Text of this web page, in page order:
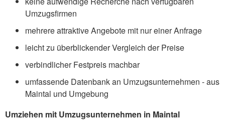
Umzugsfirmen
mehrere attraktive Angebote mit nur einer Anfrage
leicht zu überblickender Vergleich der Preise
verbindlicher Festpreis machbar
umfassende Datenbank an Umzugsunternehmen - aus
Maintal und Umgebung
Umziehen mit Umzugsunternehmen in Maintal